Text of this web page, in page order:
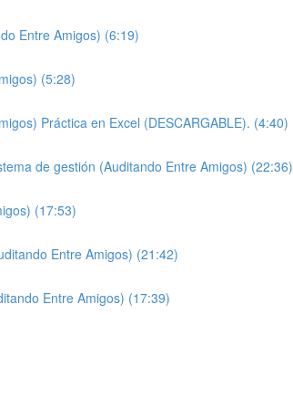
Entre Amigos) (6:19)
(5:28)
Práctica en Excel (DESCARGABLE). (4:40)
de gestión (Auditando Entre Amigos) (22:36)
(17:53)
Entre Amigos) (21:42)
Entre Amigos) (17:39)